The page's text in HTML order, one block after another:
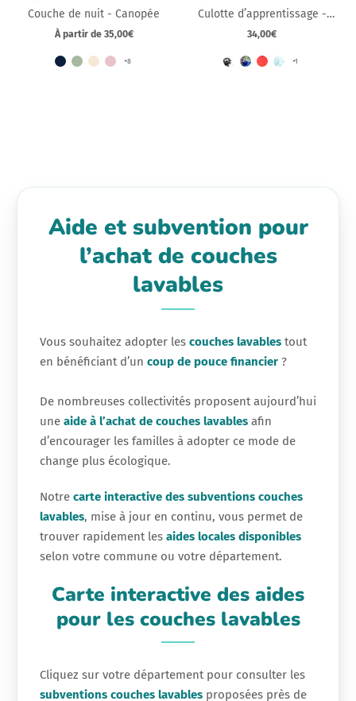
Couche de nuit - Canopée
Prix
À partir de 35,00€
+8
Culotte d’apprentissage -
Balancelle
Prix
34,00€
+1
Aide et subvention pour
l’achat de couches
lavables
Vous souhaitez adopter les couches lavables tout
en bénéficiant d’un coup de pouce financier ?
De nombreuses collectivités proposent aujourd’hui
une aide à l’achat de couches lavables afin
d’encourager les familles à adopter ce mode de
change plus écologique.
Notre carte interactive des subventions couches
lavables, mise à jour en continu, vous permet de
trouver rapidement les aides locales disponibles
selon votre commune ou votre département.
Carte interactive des aides
pour les couches lavables
Cliquez sur votre département pour consulter les
subventions couches lavables proposées près de